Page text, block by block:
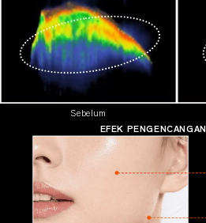
Sebelum
EFEK PENGENCANGAN